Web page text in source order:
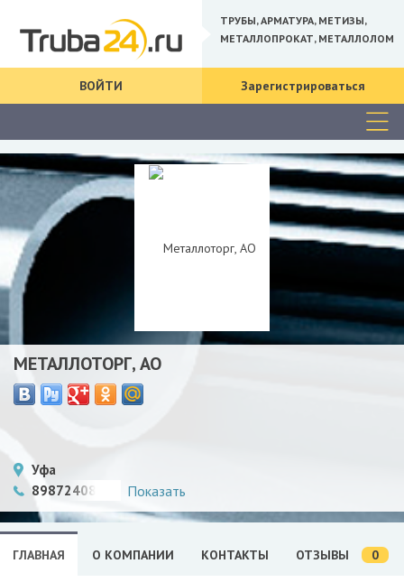
ТРУБЫ, АРМАТУРА, МЕТИЗЫ,
МЕТАЛЛОПРОКАТ, МЕТАЛЛОЛОМ
ВОЙТИ Зарегистрироваться
МЕТАЛЛОТОРГ, АО
Уфа
89872408469
Показать
ГЛАВНАЯ О КОМПАНИИ КОНТАКТЫ ОТЗЫВЫ 0